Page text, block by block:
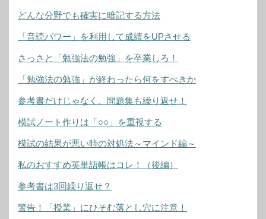
どんな分野でも確実に暗記する方法
「音読パワー」を利用して成績をUPさせる
さっさと「勉強法の勉強」を卒業しろ！
「勉強法の勉強」が終わったら何をすべきか
参考書だけじゃなく、問題集も繰り返せ！
模試ノート作りは「○○」を重視する
模試の結果が悪い時の対処法～マインド編～
私のおすすめ英単語帳はコレ！（後編）
参考書は3回繰り返せ？
警告！「授業」にひそむ落とし穴に注意！